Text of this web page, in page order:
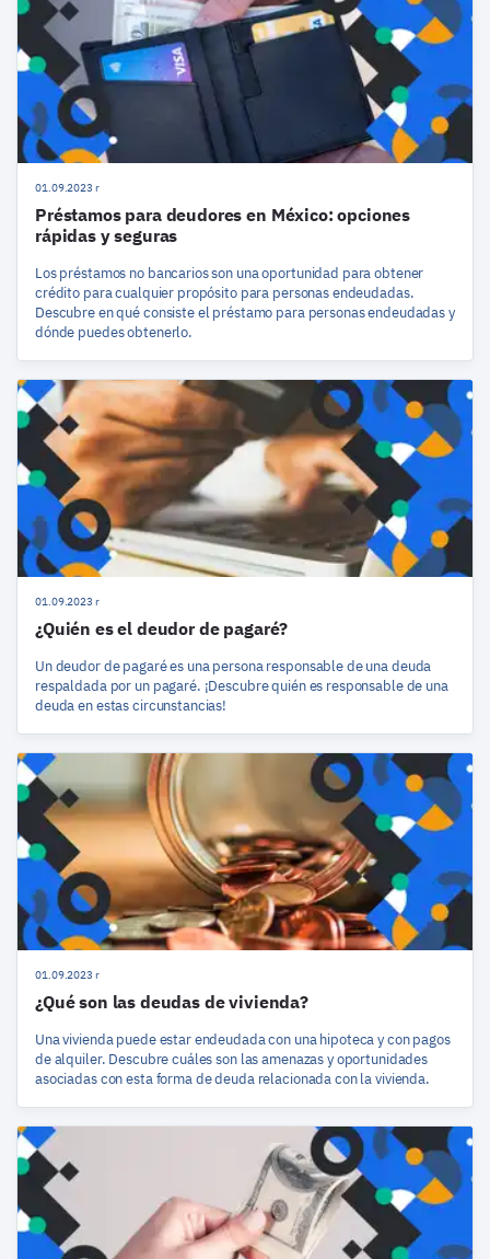
01.09.2023 r
Préstamos para deudores en México: opciones
rápidas y seguras
Los préstamos no bancarios son una oportunidad para obtener
crédito para cualquier propósito para personas endeudadas.
Descubre en qué consiste el préstamo para personas endeudadas y
dónde puedes obtenerlo.
01.09.2023 r
¿Quién es el deudor de pagaré?
Un deudor de pagaré es una persona responsable de una deuda
respaldada por un pagaré. ¡Descubre quién es responsable de una
deuda en estas circunstancias!
01.09.2023 r
¿Qué son las deudas de vivienda?
Una vivienda puede estar endeudada con una hipoteca y con pagos
de alquiler. Descubre cuáles son las amenazas y oportunidades
asociadas con esta forma de deuda relacionada con la vivienda.